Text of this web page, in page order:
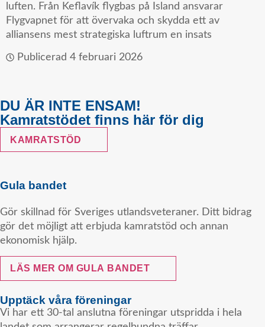
luften. Från Keflavík flygbas på Island ansvarar
Flygvapnet för att övervaka och skydda ett av
alliansens mest strategiska luftrum en insats
Publicerad 4 februari 2026
DU ÄR INTE ENSAM!
Kamratstödet finns här för dig
KAMRATSTÖD
Gula bandet
Gör skillnad för Sveriges utlandsveteraner. Ditt bidrag
gör det möjligt att erbjuda kamratstöd och annan
ekonomisk hjälp.
LÄS MER OM GULA BANDET
Upptäck våra föreningar
Vi har ett 30-tal anslutna föreningar utspridda i hela